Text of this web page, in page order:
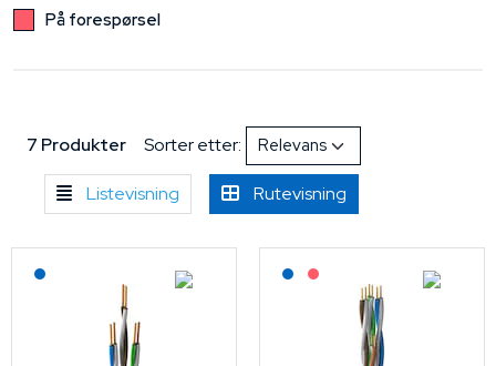
På forespørsel
7 Produkter Sorter etter:
Listevisning Rutevisning
Lagerført: NEK Kabel Lagerført: NEK Kabel
På forespørsel